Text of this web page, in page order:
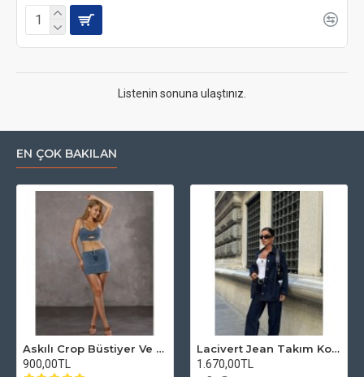
Listenin sonuna ulaştınız.
EN ÇOK BAKILAN
Askılı Crop Büstiyer Ve Mini Etek Lycralı HAFEN Free Blue Takım Jean Denim
900,00TL
Lacivert Jean Takım Kot pantolon ve ceket hafen
1.670,00TL